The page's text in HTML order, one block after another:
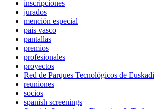
inscripciones
jurados
mención especial
pais vasco
pantallas
premios
profesionales
proyectos
Red de Parques Tecnológicos de Euskadi
reuniones
socios
spanish screenings